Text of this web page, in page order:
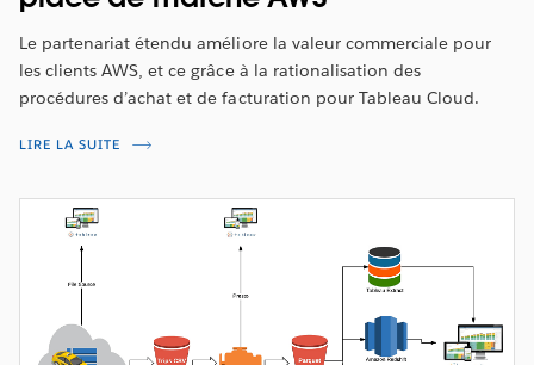
Le partenariat étendu améliore la valeur commerciale pour
les clients AWS, et ce grâce à la rationalisation des
procédures d’achat et de facturation pour Tableau Cloud.
LIRE LA SUITE